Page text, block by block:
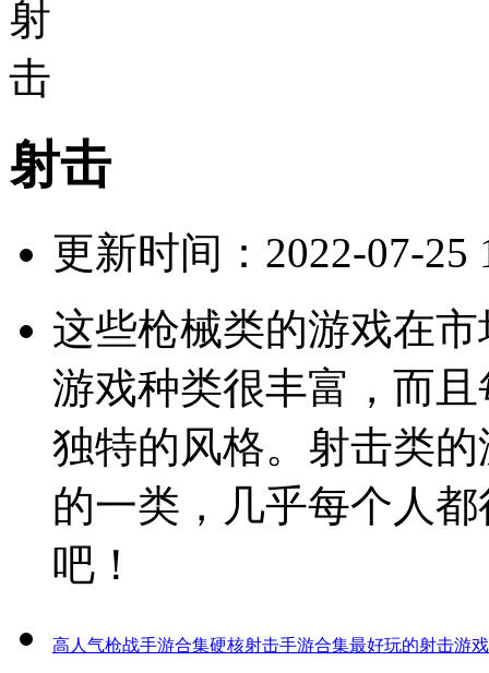
射击
更新时间：2022-07-25
这些枪械类的游戏在
游戏种类很丰富，而
独特的风格。射击类
的一类，几乎每个人
吧！
高人气枪战手游合集硬核射击手游合集最好玩的射击游